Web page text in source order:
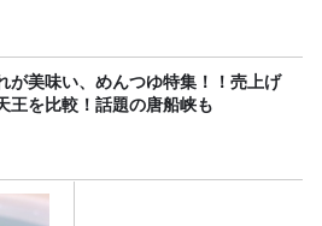
が美味い、めんつゆ特集！！売上げ
王を比較！話題の唐船峡も